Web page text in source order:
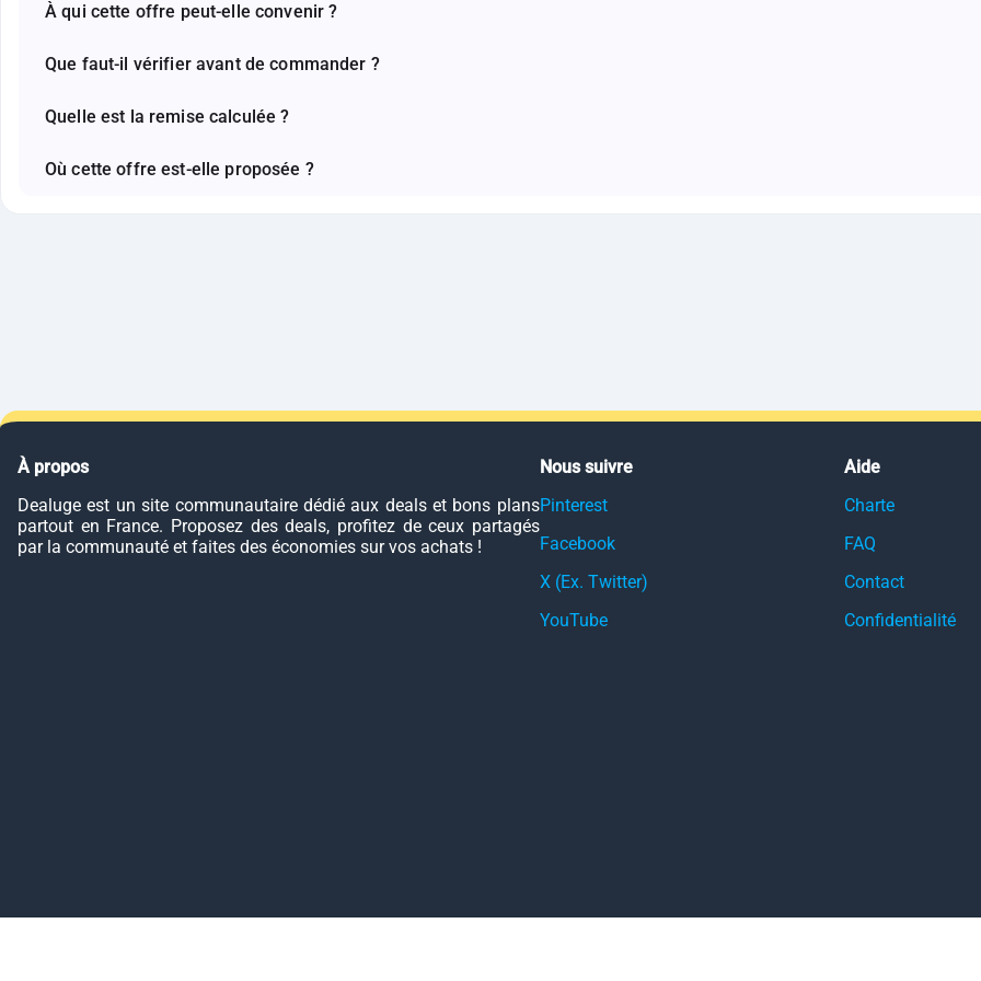
À qui cette offre peut-elle convenir ?
Que faut-il vérifier avant de commander ?
Quelle est la remise calculée ?
Où cette offre est-elle proposée ?
À propos
Dealuge est un site communautaire dédié aux deals et bons plans
partout en France. Proposez des deals, profitez de ceux partagés
par la communauté et faites des économies sur vos achats !
Nous suivre
Pinterest
Facebook
X (Ex. Twitter)
YouTube
Aide
Charte
FAQ
Contact
Confidentialité